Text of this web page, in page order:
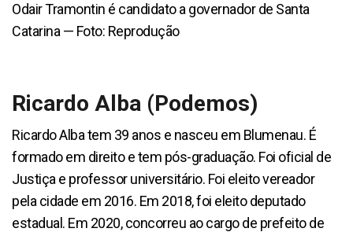
Odair Tramontin é candidato a governador de Santa
Catarina — Foto: Reprodução
Ricardo Alba (Podemos)
Ricardo Alba tem 39 anos e nasceu em Blumenau. É
formado em direito e tem pós-graduação. Foi oficial de
Justiça e professor universitário. Foi eleito vereador
pela cidade em 2016. Em 2018, foi eleito deputado
estadual. Em 2020, concorreu ao cargo de prefeito de